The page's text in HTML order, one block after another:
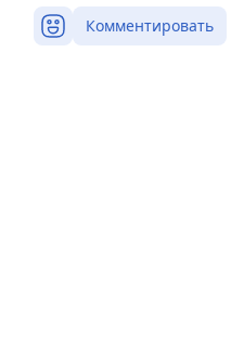
Комментировать